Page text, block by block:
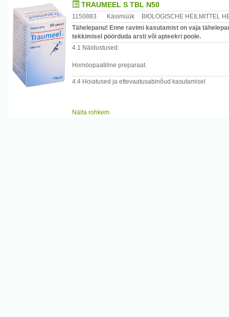
TRAUMEEL S TBL N50
1150883 Käsimüük
BIOLOGISCHE HEILMITTEL
Tähelepanu! Enne ravimi kasutamist on vaja
tekkimisel pöörduda arsti või apteekri poole.
4.1 Näidustused:
Homöopaatiline preparaat.
4.4 Hoiatused ja ettevaatusabinõud kasutamisel
Antud preparaat sisaldab laktoosi. Seda ei tohi
Näita rohkem